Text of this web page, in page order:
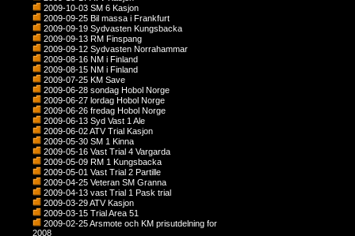
2009-10-03 SM 6 Kasjon
2009-09-25 Bil massa i Frankfurt
2009-09-19 Sydvasten Kungsbacka
2009-09-13 RM Finspang
2009-09-12 Sydvasten Norrahammar
2009-08-16 NM i Finland
2009-08-15 NM i Finland
2009-07-25 KM Save
2009-06-28 sondag Hobol Norge
2009-06-27 lordag Hobol Norge
2009-06-26 fredag Hobol Norge
2009-06-13 Syd Vast 1 Ale
2009-06-02 ATV Trial Kasjon
2009-05-30 SM 1 Kinna
2009-05-16 Vast Trial 4 Vargarda
2009-05-09 RM 1 Kungsbacka
2009-05-01 Vast Trial 2 Partille
2009-04-25 Veteran SM Granna
2009-04-13 vast Trial 1 Pask trial
2009-03-29 ATV Kasjon
2009-03-15 Trial Area 51
2009-02-25 Arsmote och KM prisutdelning for
2008